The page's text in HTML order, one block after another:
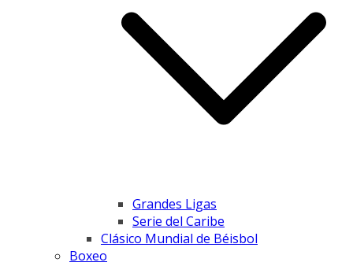
Grandes Ligas
Serie del Caribe
Clásico Mundial de Béisbol
Boxeo